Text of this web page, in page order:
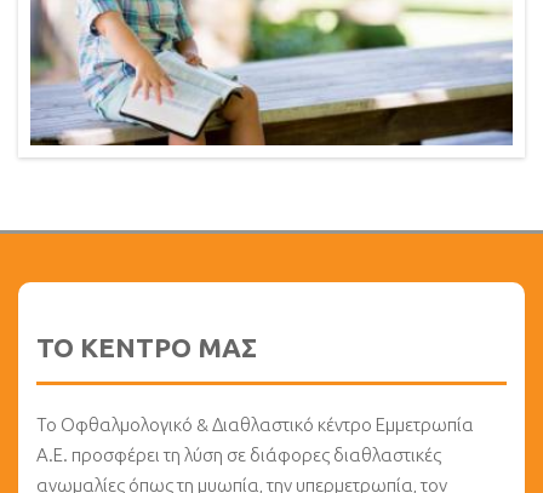
ΤΟ ΚΕΝΤΡΟ ΜΑΣ
Το Οφθαλμολογικό & Διαθλαστικό κέντρο Εμμετρωπία
Α.Ε. προσφέρει τη λύση σε διάφορες διαθλαστικές
ανωμαλίες όπως τη μυωπία, την υπερμετρωπία, τον